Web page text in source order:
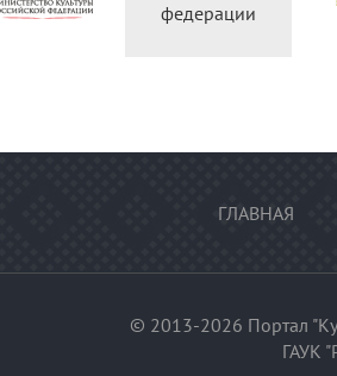
федерации
ГЛАВНАЯ
© 2013-2026 Портал
ГАУК